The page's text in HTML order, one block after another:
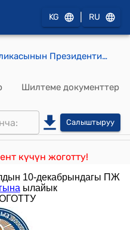
KG RU
Кыргыз Республикасынын Президентинин 2018-жылдын 26-июну ПЖ № 141 Кыргыз Республикасынын Президентинин 2016-жылдын 30-декабрындагы "Кыргыз Республикасынын мамлекеттик жарандык кызматчыларына жана муниципалдык кызматчыларына класстык чендерди ыйгаруу маселелери жөнүндө" Жарлыгына өзгөртүү киргизүү тууралуу Жарлыгы
Шилтеме документтер
Салыштыруу
күчүн жоготту!